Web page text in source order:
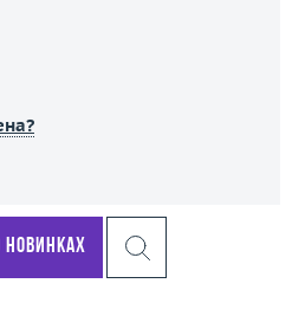
новинках